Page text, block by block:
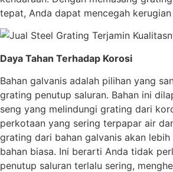
tepat, Anda dapat mencegah
Daya Tahan Terhadap Korosi
Bahan galvanis adalah pilihan yang
grating penutup saluran. Bahan ini
seng yang melindungi grating dari
perkotaan yang sering terpapar air
grating dari bahan galvanis akan
bahan biasa. Ini berarti Anda tidak
penutup saluran terlalu sering,